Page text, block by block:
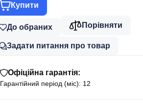
Купити
До обраних Порівняти
Задати питання про товар
Офіційна гарантія:
Гарантійний період (міс): 12